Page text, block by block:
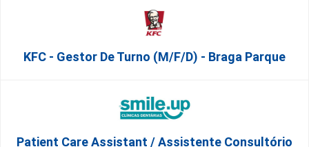
KFC - Gestor De Turno (m/f/d) - Braga Parque
Patient Care Assistant / Assistente Consultório